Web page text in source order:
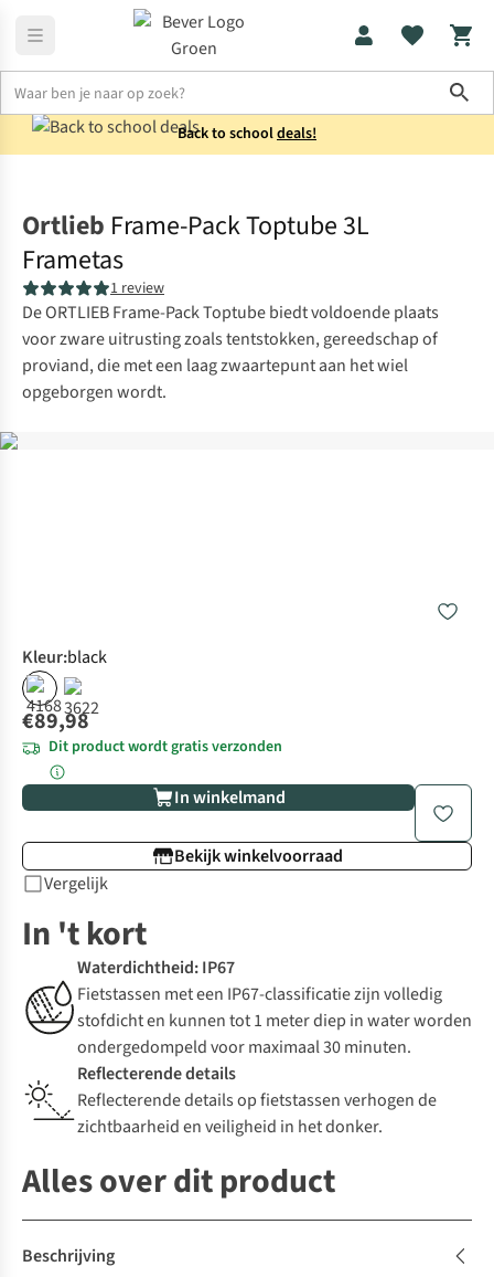
Back to schooldeals!
Ortlieb Frame-Pack Toptube 3L
Frametas
1 review
De ORTLIEB Frame-Pack Toptube biedt voldoende plaats
voor zware uitrusting zoals tentstokken, gereedschap of
proviand, die met een laag zwaartepunt aan het wiel
opgeborgen wordt.
Kleur:black
€89,98
Dit product wordt gratis verzonden
In winkelmand
Bekijk winkelvoorraad
Vergelijk
In 't kort
Waterdichtheid: IP67
Fietstassen met een IP67-classificatie zijn volledig
stofdicht en kunnen tot 1 meter diep in water worden
ondergedompeld voor maximaal 30 minuten.
Reflecterende details
Reflecterende details op fietstassen verhogen de
zichtbaarheid en veiligheid in het donker.
Alles over dit product
Beschrijving